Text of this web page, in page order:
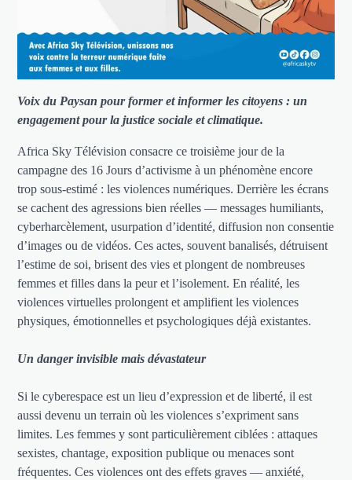
Voix du Paysan pour former et informer les citoyens : un
engagement pour la justice sociale et climatique.
Africa Sky Télévision consacre ce troisième jour de la
campagne des 16 Jours d’activisme à un phénomène encore
trop sous-estimé : les violences numériques. Derrière les écrans
se cachent des agressions bien réelles — messages humiliants,
cyberharcèlement, usurpation d’identité, diffusion non consentie
d’images ou de vidéos. Ces actes, souvent banalisés, détruisent
l’estime de soi, brisent des vies et plongent de nombreuses
femmes et filles dans la peur et l’isolement. En réalité, les
violences virtuelles prolongent et amplifient les violences
physiques, émotionnelles et psychologiques déjà existantes.
Un danger invisible mais dévastateur
Si le cyberespace est un lieu d’expression et de liberté, il est
aussi devenu un terrain où les violences s’expriment sans
limites. Les femmes y sont particulièrement ciblées : attaques
sexistes, chantage, exposition publique ou menaces sont
fréquentes. Ces violences ont des effets graves — anxiété,